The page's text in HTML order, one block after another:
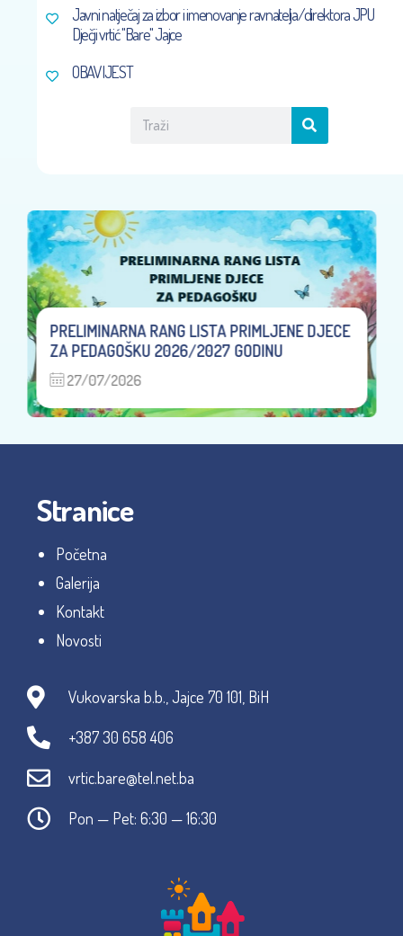
Javni natječaj za izbor i imenovanje ravnatelja/direktora JPU
Dječji vrtić ''Bare'' Jajce
OBAVIJEST
PRELIMINARNA RANG LISTA PRIMLJENE DJECE
ZA PEDAGOŠKU 2026/2027 GODINU
27/07/2026
Stranice
Početna
Galerija
Kontakt
Novosti
Vukovarska b.b., Jajce 70 101, BiH
+387 30 658 406
vrtic.bare@tel.net.ba
Pon — Pet: 6:30 — 16:30